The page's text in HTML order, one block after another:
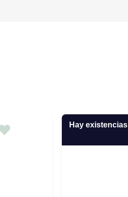
Hay existencias